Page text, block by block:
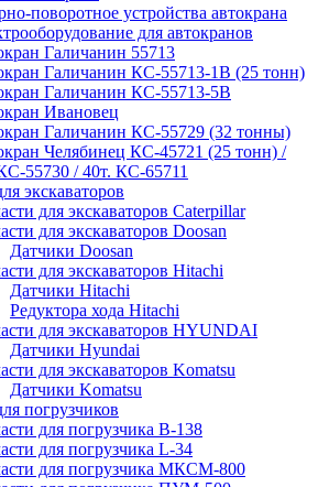
поворотное устройства автокрана
для автокранов
Галичанин 55713
Галичанин КС-55713-1В (25 тонн)
Галичанин КС-55713-5В
Ивановец
Галичанин КС-55729 (32 тонны)
Челябинец КС-45721 (25 тонн) /
55730 / 40т. КС-65711
экскаваторов
для экскаваторов Caterpillar
для экскаваторов Doosan
Датчики Doosan
для экскаваторов Hitachi
Датчики Hitachi
Редуктора хода Hitachi
для экскаваторов HYUNDAI
Датчики Hyundai
для экскаваторов Komatsu
Датчики Komatsu
погрузчиков
для погрузчика B-138
для погрузчика L-34
для погрузчика МКСМ-800